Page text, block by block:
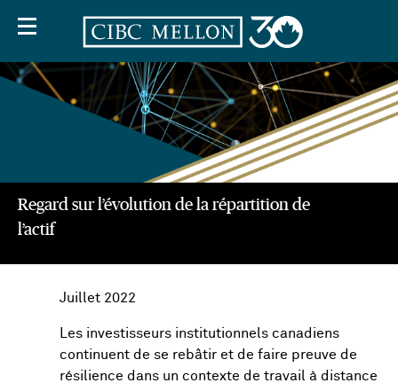
Regard sur l’évolution de la répartition de
l’actif
Off
Juillet 2022
Les investisseurs institutionnels canadiens
continuent de se rebâtir et de faire preuve de
résilience dans un contexte de travail à distance